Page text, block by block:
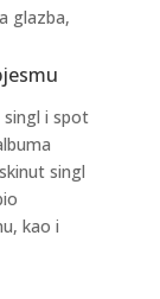
glazba,
singl i spot
singl
kao i